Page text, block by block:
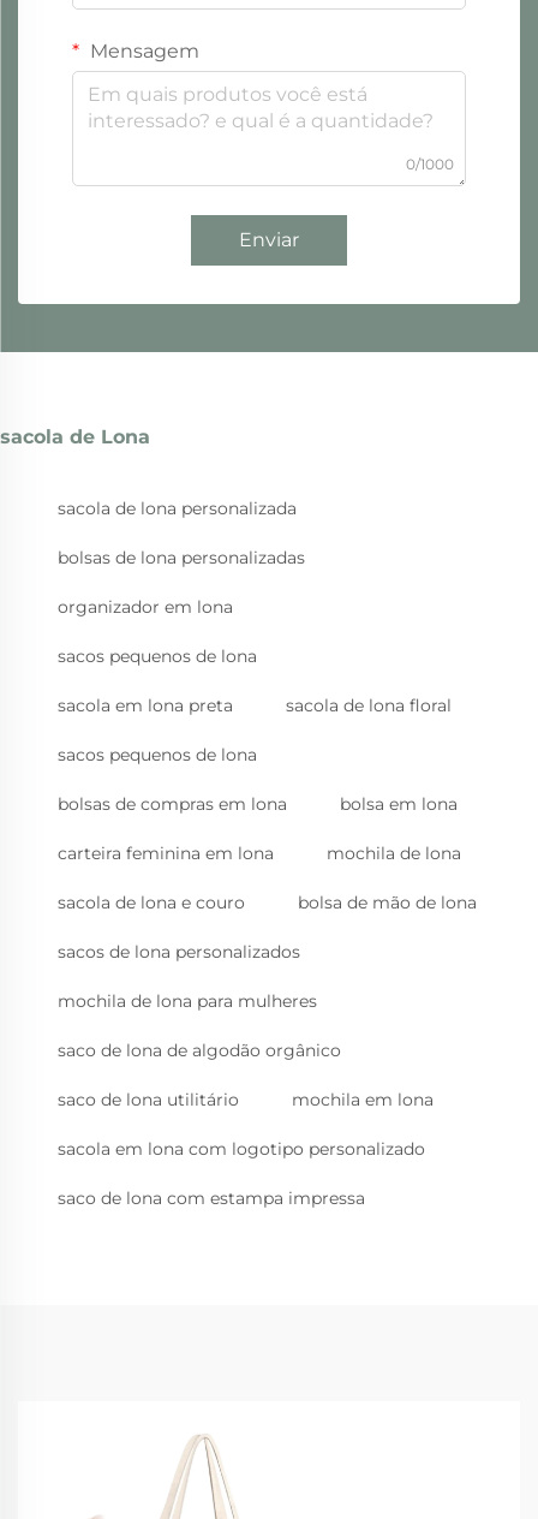
Mensagem
0/1000
Enviar
sacola de Lona
sacola de lona personalizada
bolsas de lona personalizadas
organizador em lona
sacos pequenos de lona
sacola em lona preta sacola de lona floral
sacos pequenos de lona
bolsas de compras em lona bolsa em lona
carteira feminina em lona mochila de lona
sacola de lona e couro bolsa de mão de lona
sacos de lona personalizados
mochila de lona para mulheres
saco de lona de algodão orgânico
saco de lona utilitário mochila em lona
sacola em lona com logotipo personalizado
saco de lona com estampa impressa